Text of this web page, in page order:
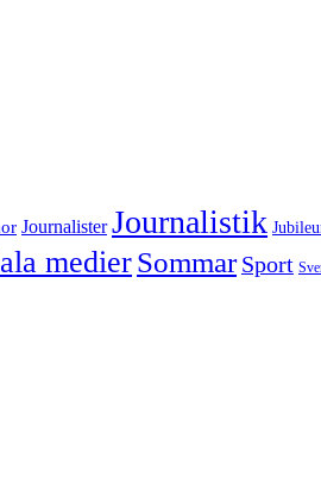
Journalister Journalistik
medierSommar Sport